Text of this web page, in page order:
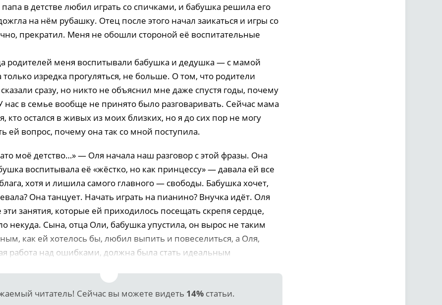
в детстве любил играть со спичками, и бабушка решила его
на нём рубашку. Отец после этого начал заикаться и игры со
прекратил. Меня не обошли стороной её воспитательные
родителей меня воспитывали бабушка и дедушка — с мамой
изредка прогуляться, не больше. О том, что родители
сразу, но никто не объяснил мне даже спустя годы, почему
нас в семье вообще не принято было разговаривать. Сейчас мама
кто остался в живых из моих близких, но я до сих пор не могу
ей вопрос, почему она так со мной поступила.
моё детство…» — Оля начала наш разговор с этой фразы. Она
воспитывала её «жёстко, но как принцессу» — давала ей все
хотя и лишила самого главного — свободы. Бабушка хочет,
Она танцует. Начать играть на пианино? Внучка идёт. Оля
занятия, которые ей приходилось посещать скрепя сердце,
некуда. Сына, отца Оли, бабушка упустила, он вырос не таким
как ей хотелось бы, любил выпить и повеселиться, а Оля,
работа над ошибками, должна была стать идеальным
читатель! Сейчас вы можете видеть 14%статьи.